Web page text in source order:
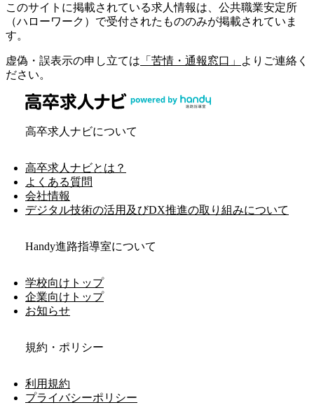
このサイトに掲載されている求人情報は、公共職業安定所
（ハローワーク）で受付されたもののみが掲載されていま
す。
虚偽・誤表示の申し立ては 「苦情・通報窓口」
よりご連絡く
ださい。
高卒求人ナビについて
高卒求人ナビとは？
よくある質問
会社情報
デジタル技術の活用及びDX推進の取り組みについて
Handy進路指導室について
学校向けトップ
企業向けトップ
お知らせ
規約・ポリシー
利用規約
プライバシーポリシー